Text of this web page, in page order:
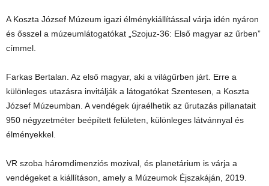
A Koszta József Múzeum igazi élménykiállítással várja idén nyáron
és ősszel a múzeumlátogatókat „Szojuz-36: Első magyar az űrben”
címmel.
Farkas Bertalan. Az első magyar, aki a világűrben járt. Erre a
különleges utazásra invitálják a látogatókat Szentesen, a Koszta
József Múzeumban. A vendégek újraélhetik az űrutazás pillanatait
950 négyzetméter beépített felületen, különleges látvánnyal és
élményekkel.
VR szoba háromdimenziós mozival, és planetárium is várja a
vendégeket a kiállításon, amely a Múzeumok Éjszakáján, 2019.